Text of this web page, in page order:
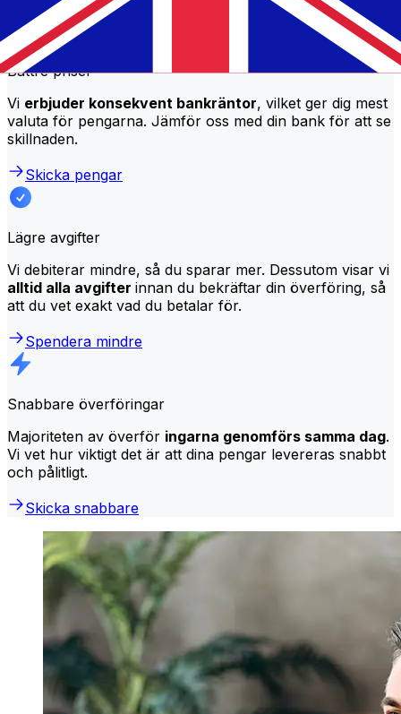
Bättre priser
Vi erbjuder konsekvent bankräntor, vilket ger dig mest
valuta för pengarna. Jämför oss med din bank för att se
skillnaden.
Skicka pengar
Lägre avgifter
Vi debiterar mindre, så du sparar mer. Dessutom visar vi
alltid alla avgifter innan du bekräftar din överföring, så
att du vet exakt vad du betalar för.
Spendera mindre
Snabbare överföringar
Majoriteten av överför ingarna genomförs samma dag.
Vi vet hur viktigt det är att dina pengar levereras snabbt
och pålitligt.
Skicka snabbare